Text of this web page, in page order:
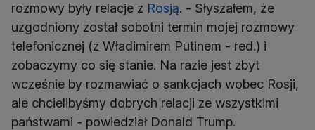
rozmowy były relacje z Rosją. - Słyszałem, że
uzgodniony został sobotni termin mojej rozmowy
telefonicznej (z Władimirem Putinem - red.) i
zobaczymy co się stanie. Na razie jest zbyt
wcześnie by rozmawiać o sankcjach wobec Rosji,
ale chcielibyśmy dobrych relacji ze wszystkimi
państwami - powiedział Donald Trump.